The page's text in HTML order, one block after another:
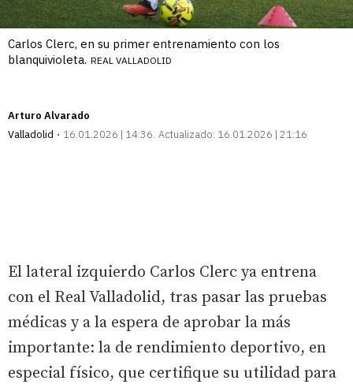
Carlos Clerc, en su primer entrenamiento con los
blanquivioleta. REAL VALLADOLID
Arturo Alvarado
Valladolid
16.01.2026 | 14:36 Actualizado: 16.01.2026 | 21:16
El lateral izquierdo Carlos Clerc ya entrena
con el Real Valladolid, tras pasar las pruebas
médicas y a la espera de aprobar la más
importante: la de rendimiento deportivo, en
especial físico, que certifique su utilidad para